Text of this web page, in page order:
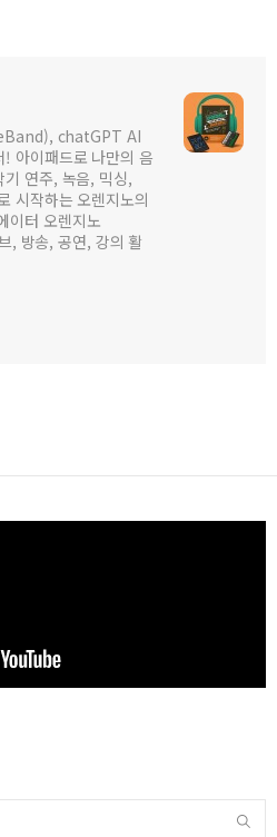
chatGPT AI
아이패드로 나만의 음
연주, 녹음, 믹싱,
시작하는 오렌지노의
이터 오렌지노
, 방송, 공연, 강의 활